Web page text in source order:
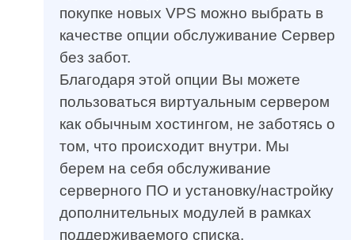
покупке новых VPS можно выбрать в
качестве опции обслуживание Сервер
без забот.
Благодаря этой опции Вы можете
пользоваться виртуальным сервером
как обычным хостингом, не заботясь о
том, что происходит внутри. Мы
берем на себя обслуживание
серверного ПО и установку/настройку
дополнительных модулей в рамках
поддерживаемого списка.